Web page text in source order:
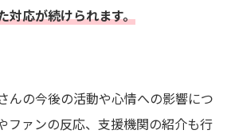
対応が続けられます。
んの今後の活動や心情への影響につ
ファンの反応、支援機関の紹介も行